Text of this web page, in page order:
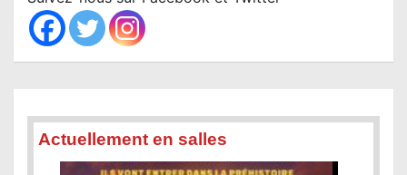
h
Actuellement en salles